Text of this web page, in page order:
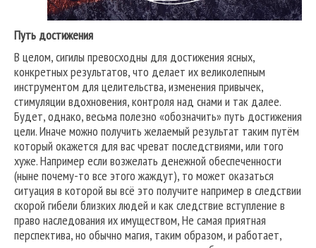
Путь достижения
В целом, сигилы превосходны для достижения ясных,
конкретных результатов, что делает их великолепным
инструментом для целительства, изменения привычек,
стимуляции вдохновения, контроля над снами и так далее.
Будет, однако, весьма полезно «обозначить» путь достижения
цели. Иначе можно получить желаемый результат таким путём
который окажется для вас чреват последствиями, или того
хуже. Например если возжелать денежной обеспеченности
(ныне почему-то все этого жаждут), то может оказаться
ситуация в которой вы всё это получите например в следствии
скорой гибели близких людей и как следствие вступление в
право наследования их имуществом, Не самая приятная
перспектива, но обычно магия, таким образом, и работает,